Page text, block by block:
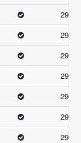
29.33
29.33
29.33
29
29
29
29